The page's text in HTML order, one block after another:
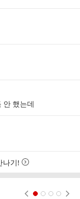
안 했는데
나기!